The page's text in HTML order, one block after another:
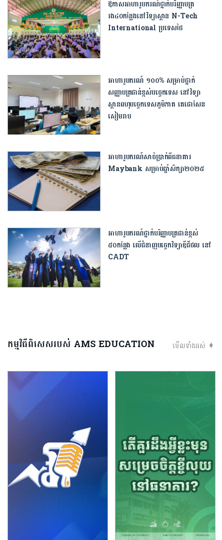
ឱកាសអាហារូបករណ៍ថ្នាក់បរិញ្ញាបត្រ
រង៤០កន្លែងនៅវិទ្យាស្ថាន N-Tech
International ប្រទេសថៃ
អាហារូបករណ៍ ១០០% សម្រាប់ថ្នាក់
សញ្ញាបត្រជាន់ខ្ពស់បច្ចេកទេស នៅវិទ្យា
ស្ថានពហុបច្ចេកទេសភូមិភាគ តេជោសែន
សៀមរាប
អាហារូបករណ៍សាច់ប្រាក់ពីធនាគារ
Maybank សម្រាប់ឆ្នាំសិក្សា២០២៥
អាហារូបករណ៍ថ្នាក់បរិញ្ញាបត្រជាន់ខ្ពស់
៥០កន្លែង លើជំនាញបច្ចេកវិទ្យាឌីជីថល នៅ
CADT
កម្មវិធីពិសេសរបស់ AMS EDUCATION មើលទាំងអស់ ➧